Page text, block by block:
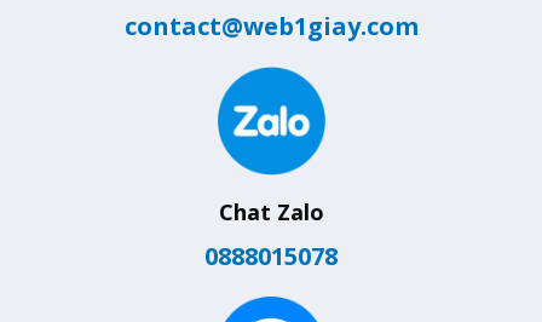
contact@web1giay.com
Chat Zalo
0888015078